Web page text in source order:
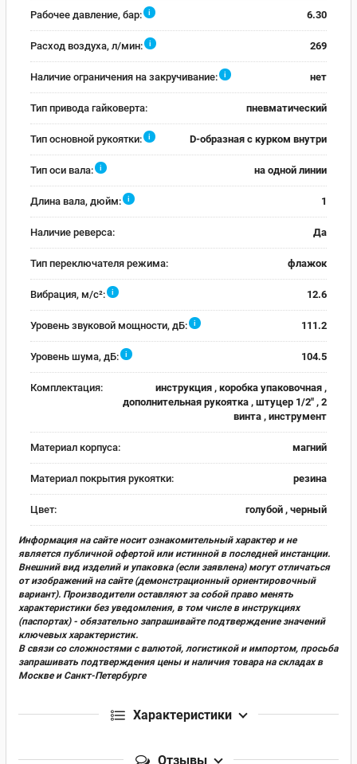
Рабочее давление, бар: i 6.30
Расход воздуха, л/мин: i 269
Наличие ограничения на закручивание: i нет
Тип привода гайковерта: пневматический
Тип основной рукоятки: i D-образная с курком внутри
Тип оси вала: i на одной линии
Длина вала, дюйм: i 1
Наличие реверса: Да
Тип переключателя режима: флажок
Вибрация, м/с²: i 12.6
Уровень звуковой мощности, дБ: i 111.2
Уровень шума, дБ: i 104.5
Комплектация:
инструкция , коробка упаковочная ,
дополнительная рукоятка , штуцер 1/2" , 2
винта , инструмент
Материал корпуса: магний
Материал покрытия рукоятки: резина
Цвет: голубой , черный
Информация на сайте носит ознакомительный характер и не
является публичной офертой или истинной в последней инстанции.
Внешний вид изделий и упаковка (если заявлена) могут отличаться
от изображений на сайте (демонстрационный ориентировочный
вариант). Производители оставляют за собой право менять
характеристики без уведомления, в том числе в инструкциях
(паспортах) - обязательно запрашивайте подтверждение значений
ключевых характеристик.
В связи со сложностями с валютой, логистикой и импортом, просьба
запрашивать подтверждения цены и наличия товара на складах в
Москве и Санкт-Петербурге
Характеристики
Отзывы